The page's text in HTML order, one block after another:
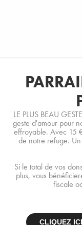
LE PLUS BEAU
geste d'amour pour
effroyable. Avec 15
de notre refuge.
Si le total de vos
plus, vous
fiscale
CLIQUEZ